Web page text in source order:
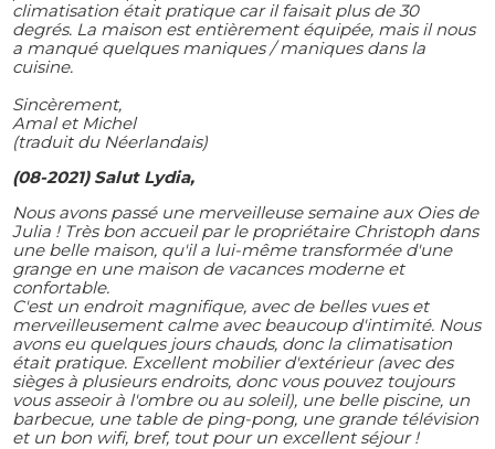
climatisation était pratique car il faisait plus de 30
degrés. La maison est entièrement équipée, mais il nous
a manqué quelques maniques / maniques dans la
cuisine.
Sincèrement,
Amal et Michel
(traduit du Néerlandais)
(08-2021) Salut Lydia,
Nous avons passé une merveilleuse semaine aux Oies de
Julia ! Très bon accueil par le propriétaire Christoph dans
une belle maison, qu'il a lui-même transformée d'une
grange en une maison de vacances moderne et
confortable.
C'est un endroit magnifique, avec de belles vues et
merveilleusement calme avec beaucoup d'intimité. Nous
avons eu quelques jours chauds, donc la climatisation
était pratique. Excellent mobilier d'extérieur (avec des
sièges à plusieurs endroits, donc vous pouvez toujours
vous asseoir à l'ombre ou au soleil), une belle piscine, un
barbecue, une table de ping-pong, une grande télévision
et un bon wifi, bref, tout pour un excellent séjour !